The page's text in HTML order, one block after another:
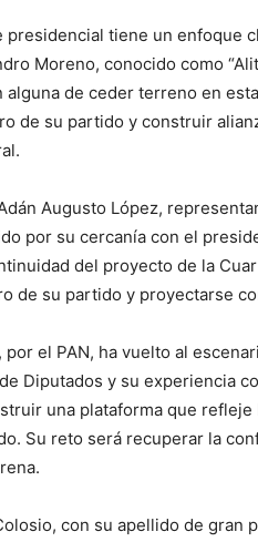
presidencial tiene un enfoque
Moreno, conocido como
de ceder terreno en
de su partido y construir
Augusto López,
por su cercanía con el
del proyecto de la
de su partido y proyectarse
por el PAN, ha vuelto al
Diputados y su experiencia
una plataforma que
Su reto será recuperar la
con su apellido de